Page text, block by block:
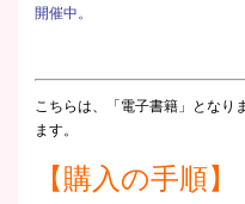
開催中。
こちらは、「電子書籍」となり
ます。
【購入の手順】